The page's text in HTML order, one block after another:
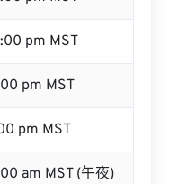
pm MST
pm MST
pm MST
am MST (午夜)